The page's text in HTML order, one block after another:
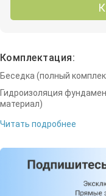
Комплектация:
Беседка (полный
Гидроизоляция
материал)
Читать подробнее